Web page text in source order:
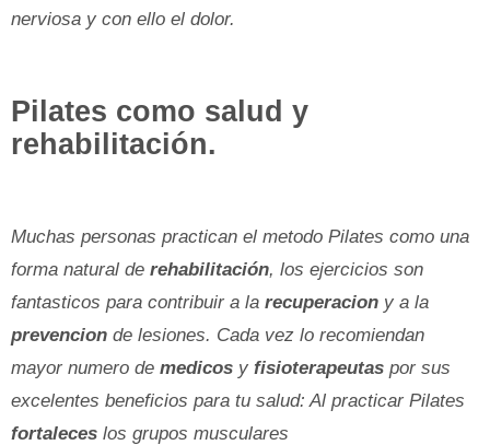
nerviosa y con ello el dolor.
Pilates como salud y
rehabilitación.
Muchas personas practican el metodo Pilates como una
forma natural de rehabilitación, los ejercicios son
fantasticos para contribuir a la recuperacion y a la
prevencion de lesiones. Cada vez lo recomiendan
mayor numero de medicos y fisioterapeutas por sus
excelentes beneficios para tu salud: Al practicar Pilates
fortaleces los grupos musculares